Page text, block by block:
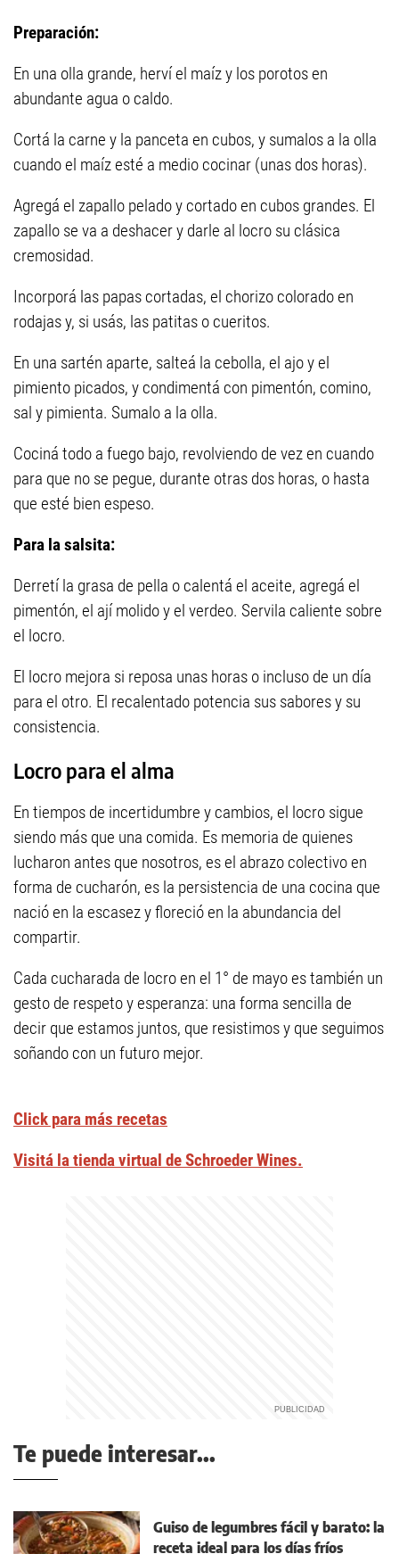
Preparación:
En una olla grande, herví el maíz y los porotos en
abundante agua o caldo.
Cortá la carne y la panceta en cubos, y sumalos a la olla
cuando el maíz esté a medio cocinar (unas dos horas).
Agregá el zapallo pelado y cortado en cubos grandes. El
zapallo se va a deshacer y darle al locro su clásica
cremosidad.
Incorporá las papas cortadas, el chorizo colorado en
rodajas y, si usás, las patitas o cueritos.
En una sartén aparte, salteá la cebolla, el ajo y el
pimiento picados, y condimentá con pimentón, comino,
sal y pimienta. Sumalo a la olla.
Cociná todo a fuego bajo, revolviendo de vez en cuando
para que no se pegue, durante otras dos horas, o hasta
que esté bien espeso.
Para la salsita:
Derretí la grasa de pella o calentá el aceite, agregá el
pimentón, el ají molido y el verdeo. Servila caliente sobre
el locro.
El locro mejora si reposa unas horas o incluso de un día
para el otro. El recalentado potencia sus sabores y su
consistencia.
Locro para el alma
En tiempos de incertidumbre y cambios, el locro sigue
siendo más que una comida. Es memoria de quienes
lucharon antes que nosotros, es el abrazo colectivo en
forma de cucharón, es la persistencia de una cocina que
nació en la escasez y floreció en la abundancia del
compartir.
Cada cucharada de locro en el 1° de mayo es también un
gesto de respeto y esperanza: una forma sencilla de
decir que estamos juntos, que resistimos y que seguimos
soñando con un futuro mejor.
Click para más recetas
Visitá la tienda virtual de Schroeder Wines.
Te puede interesar...
Guiso de legumbres fácil y barato: la
receta ideal para los días fríos